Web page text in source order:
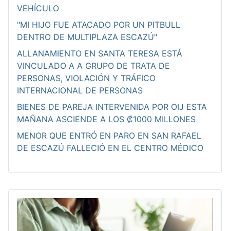
VEHÍCULO
"MI HIJO FUE ATACADO POR UN PITBULL
DENTRO DE MULTIPLAZA ESCAZÚ"
ALLANAMIENTO EN SANTA TERESA ESTÁ
VINCULADO A A GRUPO DE TRATA DE
PERSONAS, VIOLACIÓN Y TRÁFICO
INTERNACIONAL DE PERSONAS
BIENES DE PAREJA INTERVENIDA POR OIJ ESTA
MAÑANA ASCIENDE A LOS ₡1000 MILLONES
MENOR QUE ENTRÓ EN PARO EN SAN RAFAEL
DE ESCAZÚ FALLECIÓ EN EL CENTRO MÉDICO